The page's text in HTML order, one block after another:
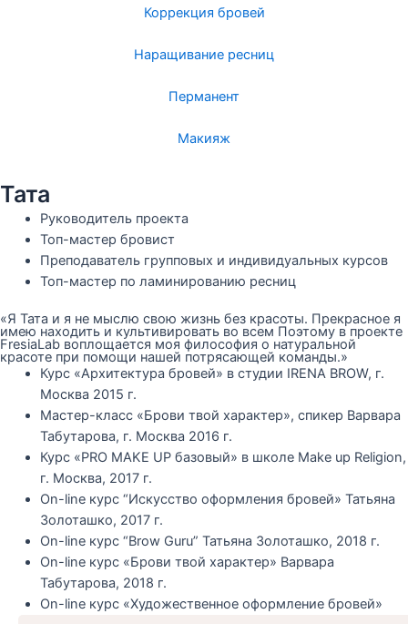
Коррекция бровей
Наращивание ресниц
Перманент
Макияж
Тата
Руководитель проекта
Топ-мастер бровист
Преподаватель групповых и индивидуальных курсов
Топ-мастер по ламинированию ресниц
«Я Тата и я не мыслю свою жизнь без красоты. Прекрасное я
имею находить и культивировать во всем Поэтому в проекте
FresiaLab воплощается моя философия о натуральной
красоте при помощи нашей потрясающей команды.»
Курс «Архитектура бровей» в студии IRENA BROW, г.
Москва 2015 г.
Мастер-класс «Брови твой характер», спикер Варвара
Табутарова, г. Москва 2016 г.
Курс «PRO MAKE UP базовый» в школе Make up Religion,
г. Москва, 2017 г.
On-line курс “Искусство оформления бровей» Татьяна
Золоташко, 2017 г.
On-line курс “Brow Guru” Татьяна Золоташко, 2018 г.
On-line курс «Брови твой характер» Варвара
Табутарова, 2018 г.
On-line курс «Художественное оформление бровей»